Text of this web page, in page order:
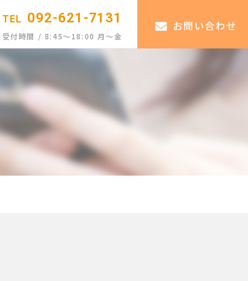
TEL 092-621-7131
受付時間 / 8:45〜18:00 月〜金
お問い合わせ